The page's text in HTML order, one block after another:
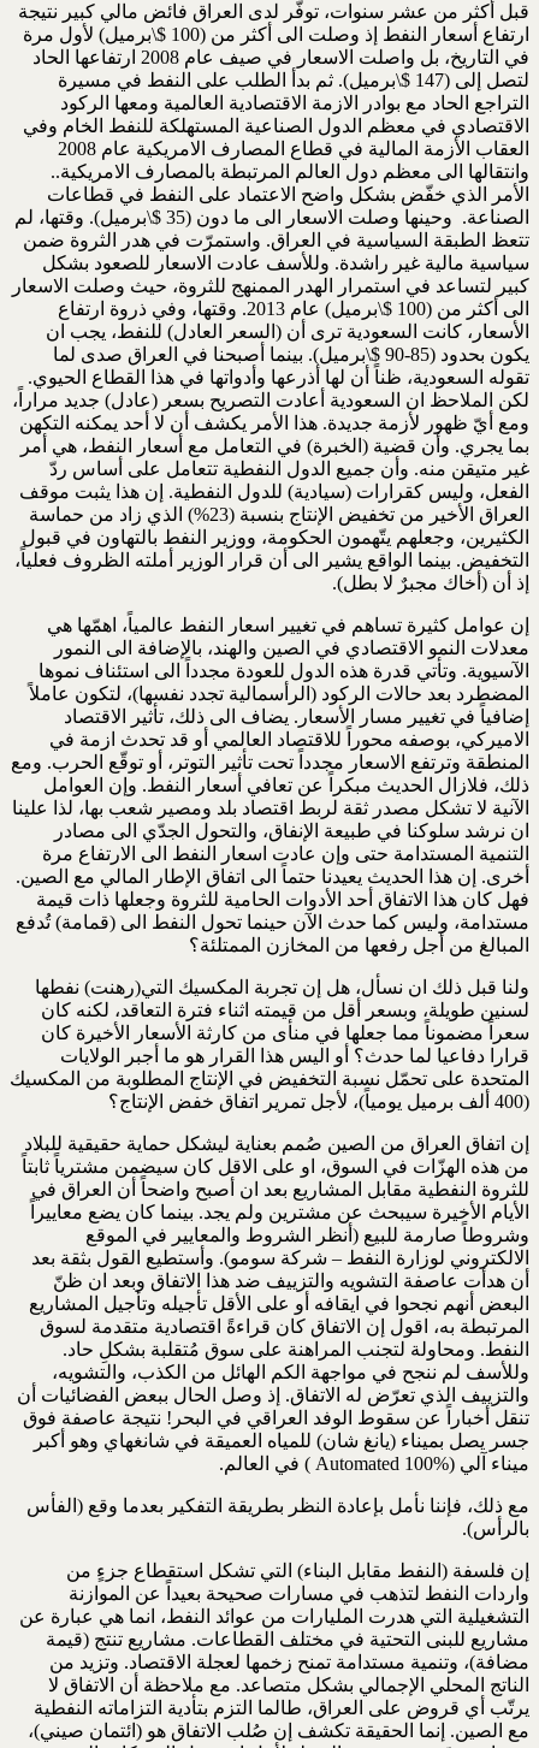
قبل أكثر من عشر سنوات، توفّر لدى العراق فائض مالي كبير نتيجة
ارتفاع أسعار النفط إذ وصلت الى أكثر من (100 $\برميل) لأول مرة
في التاريخ، بل واصلت الاسعار في صيف عام 2008 ارتفاعها الحاد
لتصل إلى (147 $\برميل). ثم بدأ الطلب على النفط في مسيرة
التراجع الحاد مع بوادر الازمة الاقتصادية العالمية ومعها الركود
الاقتصادي في معظم الدول الصناعية المستهلكة للنفط الخام وفي
العقاب الأزمة المالية في قطاع المصارف الامريكية عام 2008
وانتقالها الى معظم دول العالم المرتبطة بالمصارف الامريكية..
الأمر الذي خفّض بشكل واضح الاعتماد على النفط في قطاعات
الصناعة. وحينها وصلت الاسعار الى ما دون (35 $\برميل). وقتها، لم
تتعظ الطبقة السياسية في العراق. واستمرّت في هدر الثروة ضمن
سياسية مالية غير راشدة. وللأسف عادت الاسعار للصعود بشكل
كبير لتساعد في استمرار الهدر الممنهج للثروة، حيث وصلت الاسعار
الى أكثر من (100 $\برميل) عام 2013. وقتها، وفي ذروة ارتفاع
الأسعار، كانت السعودية ترى أن (السعر العادل) للنفط، يجب ان
يكون بحدود (85-90 $\برميل). بينما أصبحنا في العراق صدى لما
تقوله السعودية، ظناً أن لها أذرعها وأدواتها في هذا القطاع الحيوي.
لكن الملاحظ ان السعودية أعادت التصريح بسعر (عادل) جديد مراراً،
ومع أيّ ظهور لأزمة جديدة. هذا الأمر يكشف أن لا أحد يمكنه التكهن
بما يجري. وأن قضية (الخبرة) في التعامل مع أسعار النفط، هي أمر
غير متيقن منه. وأن جميع الدول النفطية تتعامل على أساس ردّ
الفعل، وليس كقرارات (سيادية) للدول النفطية. إن هذا يثبت موقف
العراق الأخير من تخفيض الإنتاج بنسبة (23%) الذي زاد من حماسة
الكثيرين، وجعلهم يتّهمون الحكومة، ووزير النفط بالتهاون في قبول
التخفيض. بينما الواقع يشير الى أن قرار الوزير أملته الظروف فعلياً،
إذ أن (أخاك مجبرٌ لا بطل).
إن عوامل كثيرة تساهم في تغيير اسعار النفط عالمياً، اهمّها هي
معدلات النمو الاقتصادي في الصين والهند، بالإضافة الى النمور
الآسيوية. وتأتي قدرة هذه الدول للعودة مجدداً الى استئناف نموها
المضطرد بعد حالات الركود (الرأسمالية تجدد نفسها)، لتكون عاملاً
إضافياً في تغيير مسار الأسعار. يضاف الى ذلك، تأثير الاقتصاد
الاميركي، بوصفه محوراً للاقتصاد العالمي أو قد تحدث ازمة في
المنطقة وترتفع الاسعار مجدداً تحت تأثير التوتر، أو توقّع الحرب. ومع
ذلك، فلازال الحديث مبكراً عن تعافي أسعار النفط. وإن العوامل
الآنية لا تشكل مصدر ثقة لربط اقتصاد بلد ومصير شعب بها، لذا علينا
ان نرشد سلوكنا في طبيعة الإنفاق، والتحول الجدّي الى مصادر
التنمية المستدامة حتى وإن عادت اسعار النفط الى الارتفاع مرة
أخرى. إن هذا الحديث يعيدنا حتماً الى اتفاق الإطار المالي مع الصين.
فهل كان هذا الاتفاق أحد الأدوات الحامية للثروة وجعلها ذات قيمة
مستدامة، وليس كما حدث الآن حينما تحول النفط الى (قمامة) تُدفع
المبالغ من أجل رفعها من المخازن الممتلئة؟
ولنا قبل ذلك ان نسأل، هل إن تجربة المكسيك التي(رهنت) نفطها
لسنين طويلة، وبسعر أقل من قيمته اثناء فترة التعاقد، لكنه كان
سعراً مضموناً مما جعلها في منأى من كارثة الأسعار الأخيرة كان
قرارا دفاعيا لما حدث؟ أو اليس هذا القرار هو ما أجبر الولايات
المتحدة على تحمّل نسبة التخفيض في الإنتاج المطلوبة من المكسيك
(400 ألف برميل يومياً)، لأجل تمرير اتفاق خفض الإنتاج؟
إن اتفاق العراق من الصين صُمم بعناية ليشكل حماية حقيقية للبلاد
من هذه الهزّات في السوق، او على الاقل كان سيضمن مشترياً ثابتاً
للثروة النفطية مقابل المشاريع بعد ان أصبح واضحاً أن العراق في
الأيام الأخيرة سيبحث عن مشترين ولم يجد. بينما كان يضع معاييراً
وشروطاً صارمة للبيع (أنظر الشروط والمعايير في الموقع
الالكتروني لوزارة النفط – شركة سومو). وأستطيع القول بثقة بعد
أن هدأت عاصفة التشويه والتزييف ضد هذا الاتفاق وبعد ان ظنّ
البعض أنهم نجحوا في ايقافه أو على الأقل تأجيله وتأجيل المشاريع
المرتبطة به، اقول إن الاتفاق كان قراءةً اقتصادية متقدمة لسوق
النفط. ومحاولة لتجنب المراهنة على سوق مُتقلبة بشكلِ حاد.
وللأسف لم ننجح في مواجهة الكم الهائل من الكذب، والتشويه،
والتزييف الذي تعرّض له الاتفاق. إذ وصل الحال ببعض الفضائيات أن
تنقل أخباراً عن سقوط الوفد العراقي في البحر! نتيجة عاصفة فوق
جسر يصل بميناء (يانغ شان) للمياه العميقة في شانغهاي وهو أكبر
ميناء آلي (Automated 100% ) في العالم.
مع ذلك، فإننا نأمل بإعادة النظر بطريقة التفكير بعدما وقع (الفأس
بالرأس).
إن فلسفة (النفط مقابل البناء) التي تشكل استقطاع جزءٍ من
واردات النفط لتذهب في مسارات صحيحة بعيداً عن الموازنة
التشغيلية التي هدرت المليارات من عوائد النفط، انما هي عبارة عن
مشاريع للبنى التحتية في مختلف القطاعات. مشاريع تنتج (قيمة
مضافة)، وتنمية مستدامة تمنح زخمها لعجلة الاقتصاد. وتزيد من
الناتج المحلي الإجمالي بشكل متصاعد. مع ملاحظة أن الاتفاق لا
يرتّب أي قروض على العراق، طالما التزم بتأدية التزاماته النفطية
مع الصين. إنما الحقيقة تكشف إن صُلب الاتفاق هو (ائتمان صيني)،